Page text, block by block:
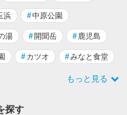
浜 #中原公園
湯 # 開聞岳 # 鹿児島
# カツオ #みなと食堂
もっと見る
探す